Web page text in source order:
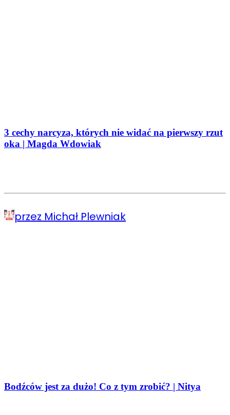
3 cechy narcyza, których nie widać na pierwszy rzut
oka | Magda Wdowiak
przez Michał Plewniak
Bodźców jest za dużo! Co z tym zrobić? | Nitya